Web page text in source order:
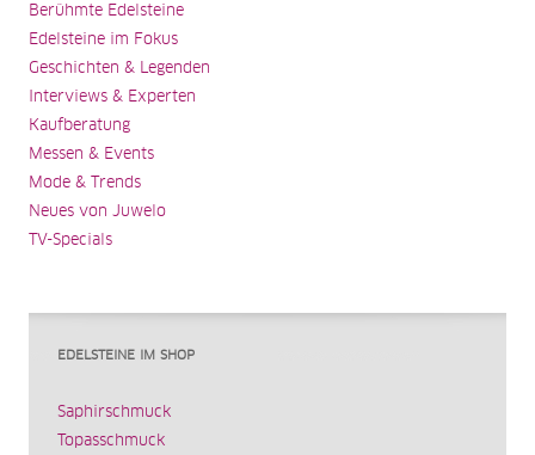
Berühmte Edelsteine
Edelsteine im Fokus
Geschichten & Legenden
Interviews & Experten
Kaufberatung
Messen & Events
Mode & Trends
Neues von Juwelo
TV-Specials
EDELSTEINE IM SHOP
Saphirschmuck
Topasschmuck